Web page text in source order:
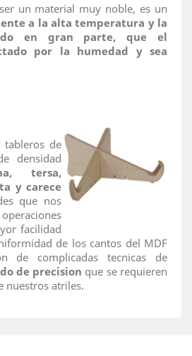
un material muy noble, es un
a la alta temperatura y la
en gran parte, que el
por la humedad y sea
tableros de
densidad
tersa,
y carece
que nos
facilidad
de los cantos del MDF
de complicadas tecnicas de
de precision que se requieren
nuestros atriles.